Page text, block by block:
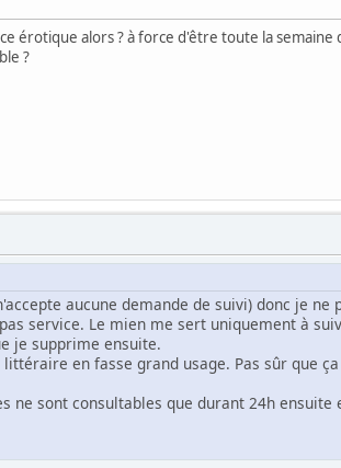
érotique alors ? à force d'être toute la
?
aucune demande de suivi) donc je ne
service. Le mien me sert uniquement à
je supprime ensuite.
en fasse grand usage. Pas sûr que
ne sont consultables que durant 24h